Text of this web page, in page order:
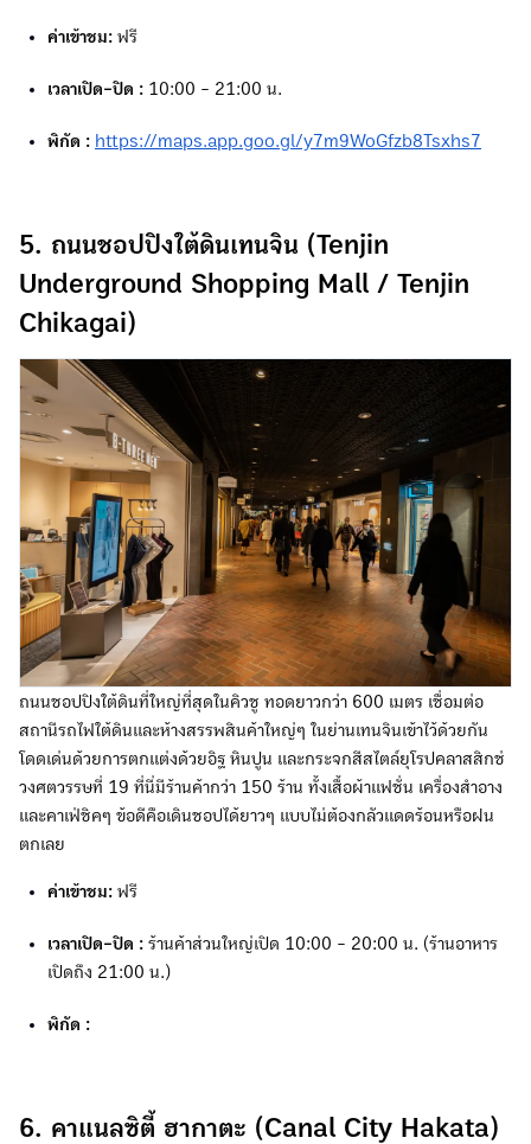
ค่าเข้าชม: ฟรี
เวลาเปิด-ปิด : 10:00 - 21:00 น.
พิกัด : https://maps.app.goo.gl/y7m9WoGfzb8Tsxhs7
5. ถนนชอปปิงใต้ดินเทนจิน (Tenjin
Underground Shopping Mall / Tenjin
Chikagai)
ถนนชอปปิงใต้ดินที่ใหญ่ที่สุดในคิวชู ทอดยาวกว่า 600 เมตร เชื่อมต่อ
สถานีรถไฟใต้ดินและห้างสรรพสินค้าใหญ่ๆ ในย่านเทนจินเข้าไว้ด้วยกัน
โดดเด่นด้วยการตกแต่งด้วยอิฐ หินปูน และกระจกสีสไตล์ยุโรปคลาสสิกช่
วงศตวรรษที่ 19 ที่นี่มีร้านค้ากว่า 150 ร้าน ทั้งเสื้อผ้าแฟชั่น เครื่องสำอาง
และคาเฟ่ชิคๆ ข้อดีคือเดินชอปได้ยาวๆ แบบไม่ต้องกลัวแดดร้อนหรือฝน
ตกเลย
ค่าเข้าชม: ฟรี
เวลาเปิด-ปิด : ร้านค้าส่วนใหญ่เปิด 10:00 - 20:00 น. (ร้านอาหาร
เปิดถึง 21:00 น.)
พิกัด :
6. คาแนลซิตี้ ฮากาตะ (Canal City Hakata)